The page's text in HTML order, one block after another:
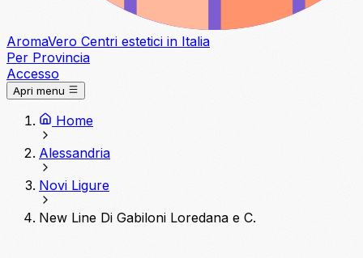
AromaVero Centri estetici in Italia
Per Provincia
Accesso
Apri menu
Home
Alessandria
Novi Ligure
New Line Di Gabiloni Loredana e C.